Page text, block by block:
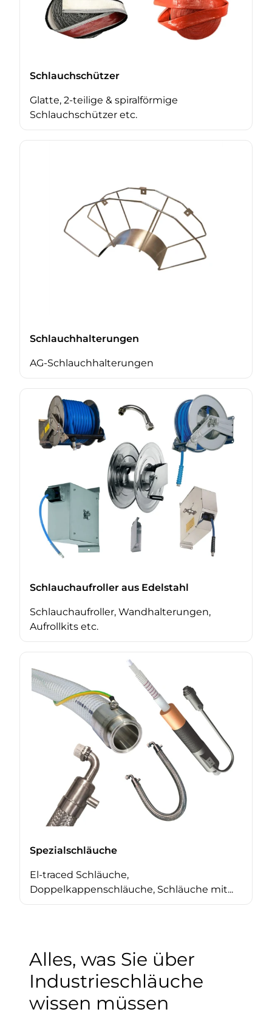
Schlauchschützer
Glatte, 2-teilige & spiralförmige
Schlauchschützer etc.
Schlauchhalterungen
AG-Schlauchhalterungen
Schlauchaufroller aus Edelstahl
Schlauchaufroller, Wandhalterungen,
Aufrollkits etc.
Spezialschläuche
El-traced Schläuche,
Doppelkappenschläuche, Schläuche mit...
Alles, was Sie über
Industrieschläuche
wissen müssen